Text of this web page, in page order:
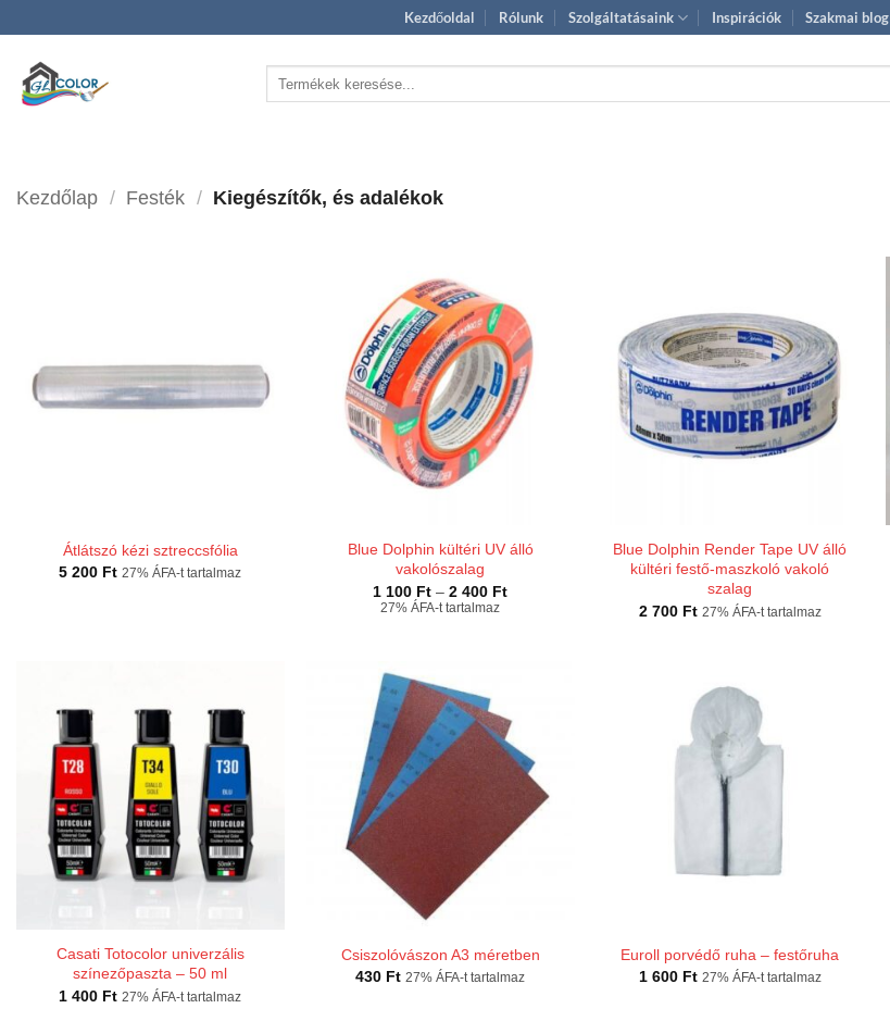
to
content
Kezdőoldal Rólunk Szolgáltatásaink Inspirációk Szakmai blog
Kezdőlap / Festék / Kiegészítők, és adalékok
Átlátszó kézi sztreccsfólia
5 200 Ft 27% ÁFA-t tartalmaz
Blue Dolphin kültéri UV álló
vakolószalag
1 100 Ft – 2 400 FtÁrtartomány:
27% ÁFA-t tartalmaz
Blue Dolphin Render Tape UV álló
kültéri festő-maszkoló vakoló
szalag
2 700 Ft 27% ÁFA-t tartalmaz
Casati Totocolor univerzális
színezőpaszta – 50 ml
1 400 Ft 27% ÁFA-t tartalmaz
Csiszolóvászon A3 méretben
430 Ft 27% ÁFA-t tartalmaz
Euroll porvédő ruha – festőruha
1 600 Ft 27% ÁFA-t tartalmaz